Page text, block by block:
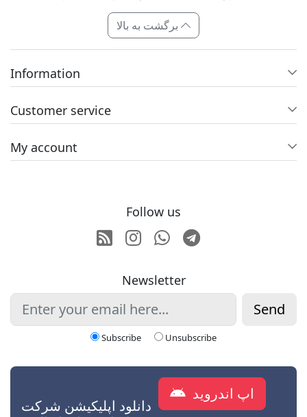
Information
Customer service
My account
Follow us
RSSInstagram
Whatsapp
Telegram
Newsletter
Send
Subscribe Unsubscribe
دانلود اپلیکیشن شرکت
اپ اندروید